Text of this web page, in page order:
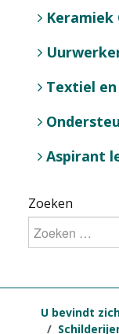
Keramiek
Textiel
Aspirant
Zoeken
U bevindt